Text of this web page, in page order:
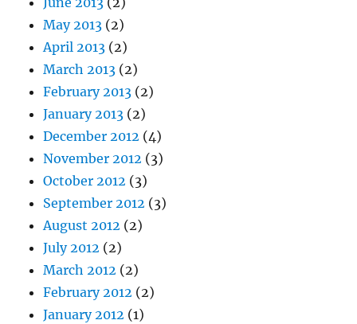
May 2013 (2)
April 2013 (2)
March 2013 (2)
February 2013 (2)
January 2013 (2)
December 2012 (4)
November 2012 (3)
October 2012 (3)
September 2012 (3)
August 2012 (2)
July 2012 (2)
March 2012 (2)
February 2012 (2)
January 2012 (1)